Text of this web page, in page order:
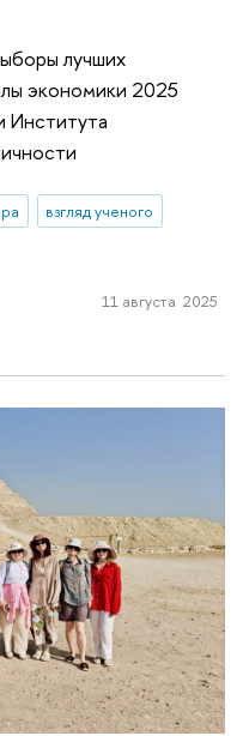
лучших
экономики 2025
Института
взгляд ученого
11 августа 2025